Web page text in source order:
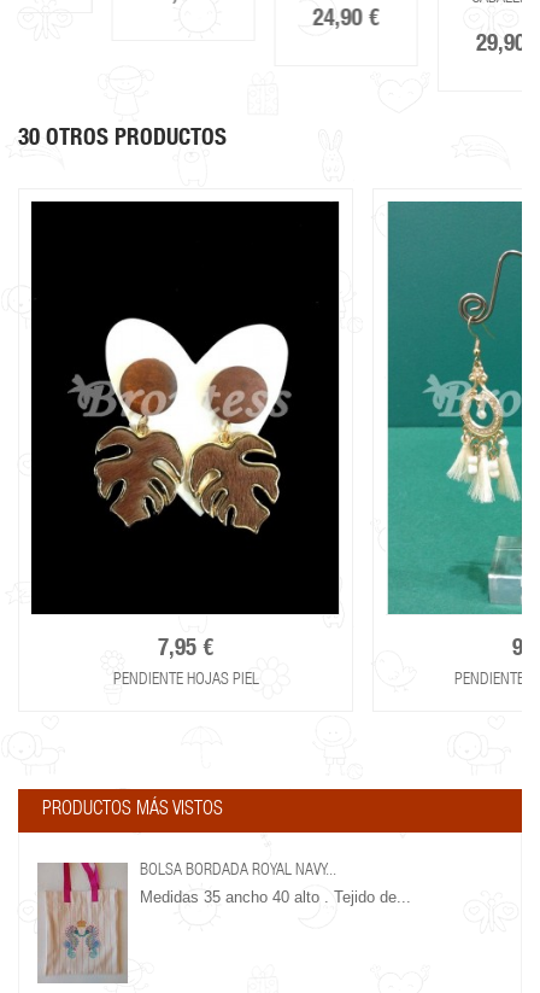
30 OTROS PRODUCTOS
7,95 €
PENDIENTE HOJAS PIEL PENDIENTE
PRODUCTOS MÁS VISTOS
BOLSA BORDADA ROYAL NAVY...
Medidas 35 ancho 40 alto . Tejido de...